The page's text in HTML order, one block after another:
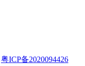
粤ICP备2020094426